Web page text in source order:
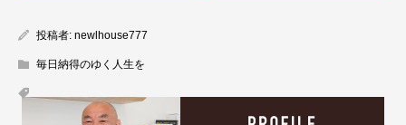
投稿者: newlhouse777
毎日納得のゆく人生を